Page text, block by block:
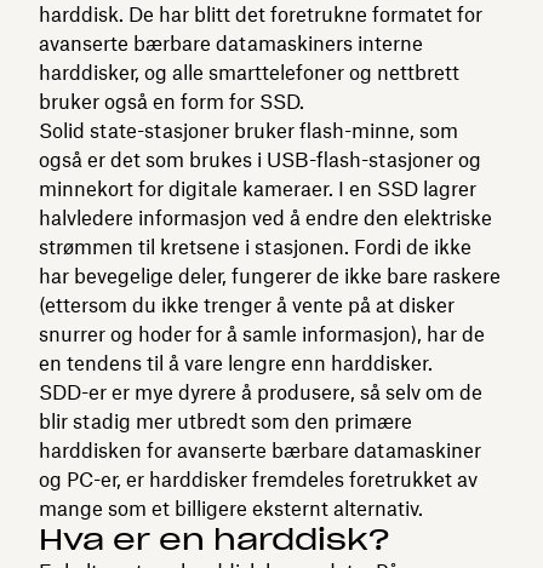
harddisk. De har blitt det foretrukne formatet for
avanserte bærbare datamaskiners interne
harddisker, og alle smarttelefoner og nettbrett
bruker også en form for SSD.
Solid state-stasjoner bruker flash-minne, som
også er det som brukes i USB-flash-stasjoner og
minnekort for digitale kameraer. I en SSD lagrer
halvledere informasjon ved å endre den elektriske
strømmen til kretsene i stasjonen. Fordi de ikke
har bevegelige deler, fungerer de ikke bare raskere
(ettersom du ikke trenger å vente på at disker
snurrer og hoder for å samle informasjon), har de
en tendens til å vare lengre enn harddisker.
SDD-er er mye dyrere å produsere, så selv om de
blir stadig mer utbredt som den primære
harddisken for avanserte bærbare datamaskiner
og PC-er, er harddisker fremdeles foretrukket av
mange som et billigere eksternt alternativ.
Hva er en harddisk?